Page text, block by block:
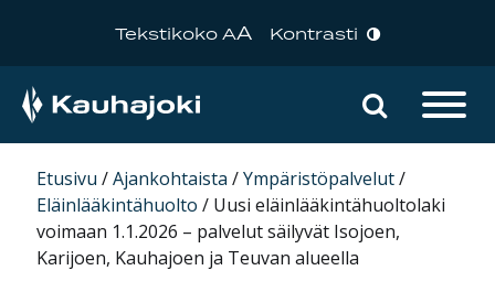
Tekstikoko AA Kontrasti
Päävalikko Hae
Etusivu /Ajankohtaista /Ympäristöpalvelut/
Eläinlääkintähuolto / Uusi eläinlääkintähuoltolaki
voimaan 1.1.2026 – palvelut säilyvät Isojoen,
Karijoen, Kauhajoen ja Teuvan alueella